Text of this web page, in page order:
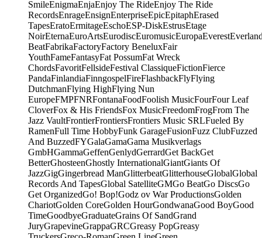
SmileEnigmaEnjaEnjoy The RideEnjoy The Ride
RecordsEnrageEnsignEnterpriseEpicEpitaphErased
TapesEratoErmitageEschoESP-DiskEstrusEtage
NoirEternaEuroArtsEurodiscEuromusicEuropaEverest
BeatFabrikaFactoryFactory BeneluxFair
YouthFameFantasyFat PossumFat Wreck
ChordsFavoritFellsideFestival ClassiqueFictionFierce
PandaFinlandiaFinngospelFireFlashbackFlyFlying
DutchmanFlying HighFlying Nun
EuropeFMPFNRFontanaFoodFoolish MusicFourFour Leaf
CloverFox & His FriendsFox MusicFreedomFrogFrom The
Jazz VaultFrontierFrontiersFrontiers Music SRLFueled By
RamenFull Time HobbyFunk GarageFusionFuzz ClubFuzzed
And BuzzedFYGalaGamaGama Musikverlags
GmbHGammaGeffenGenlydGerrardGet BackGet
BetterGhosteenGhostly InternationalGiantGiants Of
JazzGigGingerbread ManGlitterbeatGlitterhouseGlobalGlobal
Records And TapesGlobal SatelliteGMGo BeatGo DiscsGo
Get OrganizedGo! Bop!Godz ov War ProductionsGolden
ChariotGolden CoreGolden HourGondwanaGood BoyGood
TimeGoodbyeGraduateGrains Of SandGrand
JuryGrapevineGrappaGRCGreasy PopGreasy